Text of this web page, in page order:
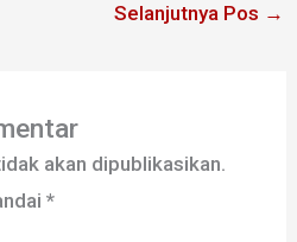
Selanjutnya Pos →
akan dipublikasikan.
*